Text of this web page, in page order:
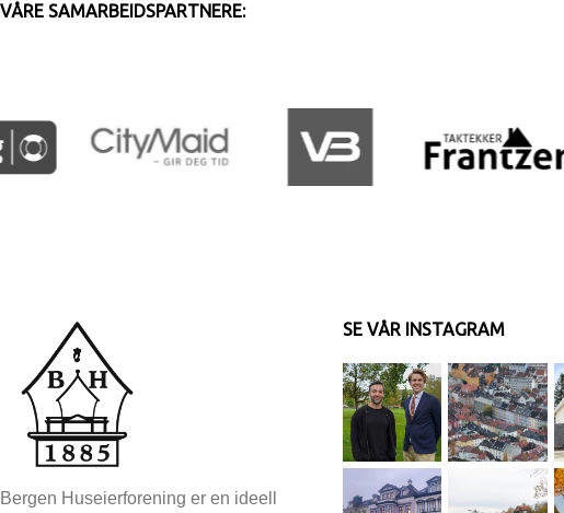
VÅRE SAMARBEIDSPARTNERE:
Bergen Huseierforening er en ideell
SE VÅR INSTAGRAM